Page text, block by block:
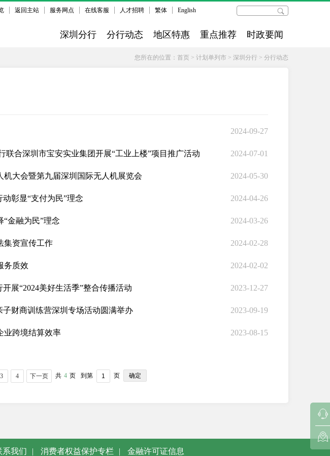
返回主站 服务网点 在线客服 人才招聘 繁体 English
深圳分行 分行动态 地区特惠 重点推荐 时政要闻
您所在的位置： 首页 > 计划单列市 > 深圳分行 > 分行动态
2024-09-27
2024-07-01
合深圳市宝安实业集团开展“工业上楼”项目推广活动
2024-05-30
机大会暨第九届深圳国际无人机展览会
2024-04-26
彰显“支付为民”理念
2024-03-26
金融为民”理念
2024-02-28
集资宣传工作
2024-02-02
务质效
2023-12-27
展“2024美好生活季”整合传播活动
2023-09-19
财商训练营深圳专场活动圆满举办
2023-08-15
业跨境结算效率
3 4 下一页 共 4 页 到第 页 确定
系我们 | 消费者权益保护专栏 | 金融许可证信息